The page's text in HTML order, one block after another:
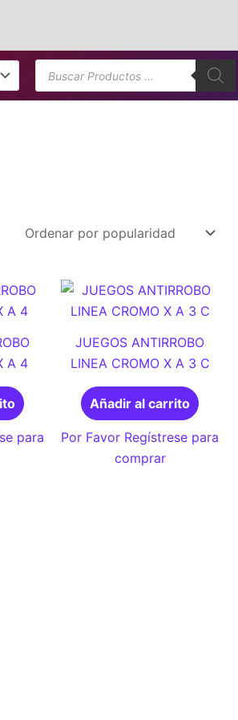
Búsqueda
de
productos
A 4
para
JUEGOS ANTIRROBO
LINEA CROMO X A 3 C
Añadir al carrito
Por Favor Regístrese para
comprar